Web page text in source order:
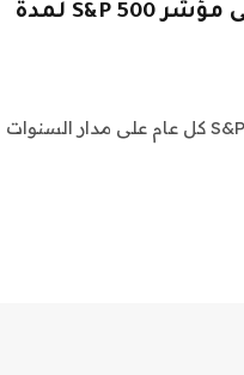
صناديق الاستثمار المتداولة التي تغلبت على مؤشر S&P 500 لمدة
تفوقت ستة صناديق متداولة في البورصة على مؤشر S&P 500 كل عام على مدار السنوات